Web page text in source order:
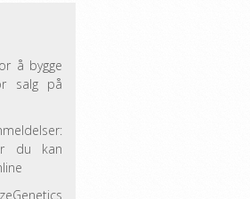
å bygge
salg på
du kan